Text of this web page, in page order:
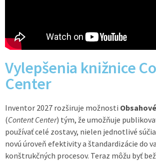
Vylepšenia knižnice
Center
Inventor 2027 rozširuje možnosti
(Content Center) tým, že umožňuje
používať celé zostavy, nielen jednotlivé
novú úroveň efektivity a štandardizácie do
konštrukčných procesov. Teraz môžu byť